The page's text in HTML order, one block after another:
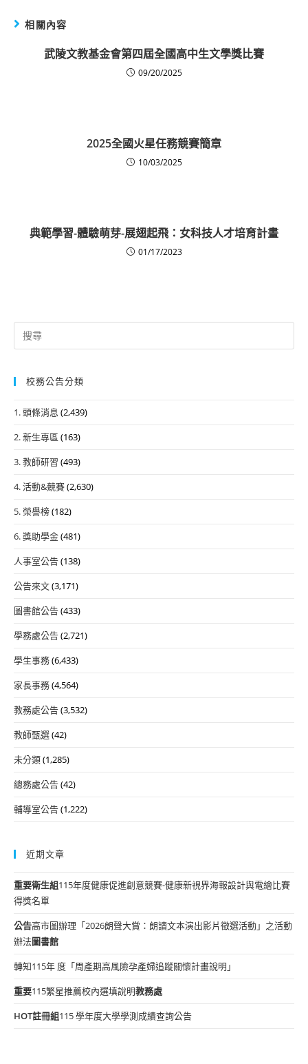
相關內容
武陵文教基金會第四屆全國高中生文學獎比賽
09/20/2025
2025全國火星任務競賽簡章
10/03/2025
典範學習-體驗萌芽-展翅起飛：女科技人才培育計畫
01/17/2023
Search
for:
校務公告分類
1. 頭條消息 (2,439)
2. 新生專區 (163)
3. 教師研習 (493)
4. 活動&競賽(2,630)
5. 榮譽榜(182)
6. 獎助學金(481)
人事室公告(138)
公告來文(3,171)
圖書館公告(433)
學務處公告(2,721)
學生事務(6,433)
家長事務(4,564)
教務處公告(3,532)
教師甄選(42)
未分類(1,285)
總務處公告(42)
輔導室公告(1,222)
近期文章
重要衛生組115年度健康促進創意競賽-健康新視界海報設計與電繪比賽
得獎名單
公告高市圖辦理「2026朗聲大賞：朗讀文本演出影片徵選活動」之活動
辦法圖書館
轉知115年 度「周產期高風險孕產婦追蹤關懷計畫說明」
重要115繁星推薦校內選填說明教務處
HOT註冊組115 學年度大學學測成績查詢公告